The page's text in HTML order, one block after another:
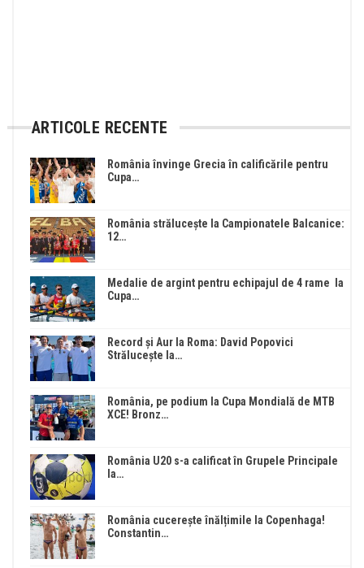
ARTICOLE RECENTE
România învinge Grecia în calificările pentru
Cupa…
România strălucește la Campionatele Balcanice:
12…
Medalie de argint pentru echipajul de 4 rame la
Cupa…
Record și Aur la Roma: David Popovici
Strălucește la…
România, pe podium la Cupa Mondială de MTB
XCE! Bronz…
România U20 s-a calificat în Grupele Principale
la…
România cucerește înălțimile la Copenhaga!
Constantin…